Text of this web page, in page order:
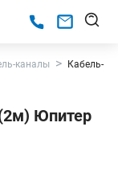
каналы
Кабель-
Юпитер